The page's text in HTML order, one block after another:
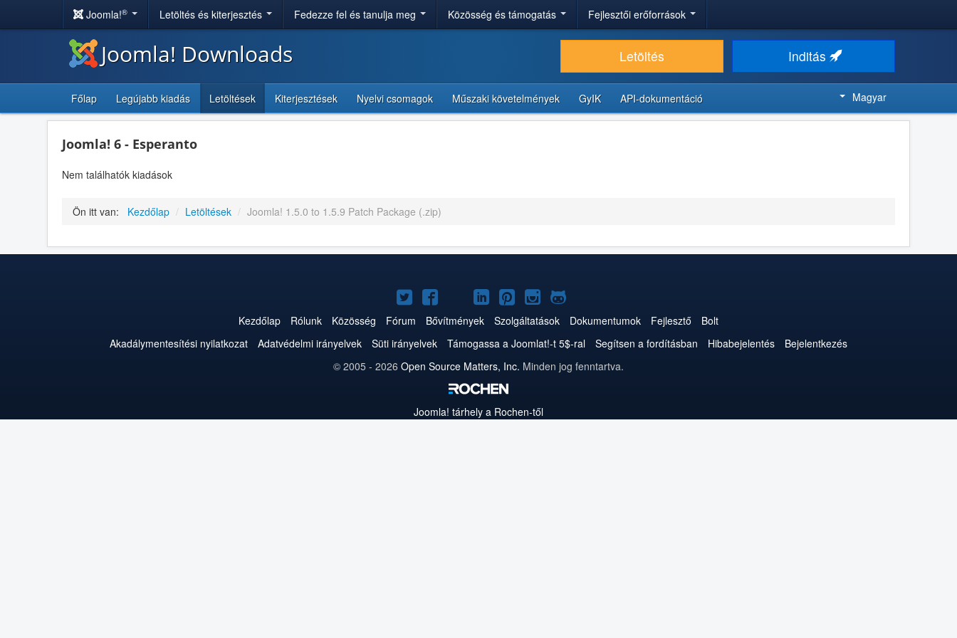
Joomla!® Letöltés és kiterjesztés Fedezze fel és tanulja meg Közösség és támogatás Fejlesztői erőforrások
Joomla! Downloads Letöltés Inditás
Főlap Legújabb kiadás Letöltések Kiterjesztések Nyelvi csomagok Műszaki követelmények GyIK API-dokumentáció Magyar
Joomla! 6 - Esperanto
Nem találhatók kiadások
Ön itt van: Kezdőlap / Letöltések / Joomla! 1.5.0 to 1.5.9 Patch Package (.zip)
Joomla!
a
Twitteren
Joomla!
a
Facebookon
Joomla!
a
YouTube-
on
Joomla!
a
LinkedInen
Joomla!
a
Pinteresten
Joomla!
az
Instagramon
Joomla!
GitHub-
on
Kezdőlap Rólunk Közösség Fórum Bővítmények Szolgáltatások Dokumentumok Fejlesztő
Bolt
Akadálymentesítési nyilatkozat
Adatvédelmi irányelvek Süti irányelvek Támogassa a Joomlat!-t 5$-ral Segítsen a fordításban Hibabejelentés
Bejelentkezés
© 2005 - 2026 Open Source Matters, Inc. Minden jog fenntartva.
Joomla! tárhely a Rochen-től